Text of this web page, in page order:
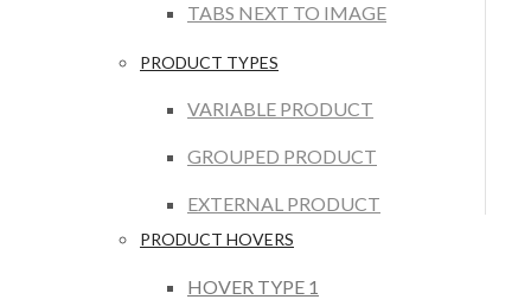
TABS NEXT TO IMAGE
PRODUCT TYPES
VARIABLE PRODUCT
GROUPED PRODUCT
EXTERNAL PRODUCT
PRODUCT HOVERS
HOVER TYPE 1